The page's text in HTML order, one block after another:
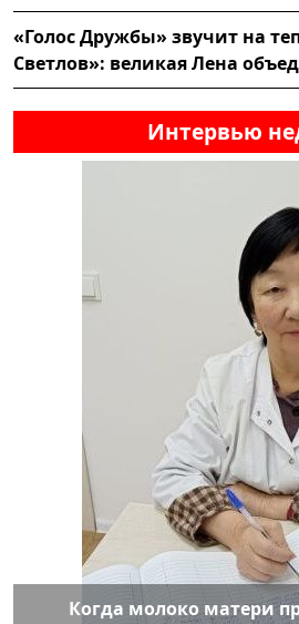
«Голос Дружбы» звучит на
Светлов»: великая Лена
Интервью
Когда молоко матери